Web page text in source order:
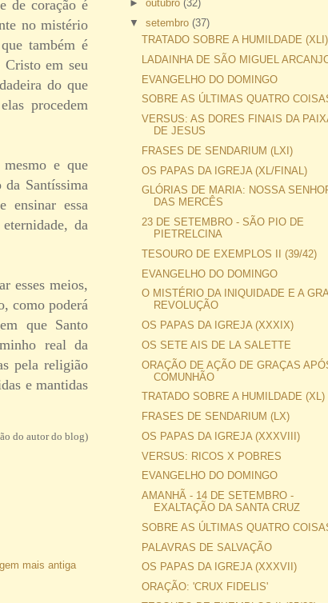
de coração é
no mistério
também é
Cristo em seu
do que
procedem
e que
Santíssima
ensinar essa
da
esses meios,
como poderá
que Santo
real da
pela religião
e mantidas
do autor do blog)
mais antiga
► outubro (32)
▼ setembro (37)
TRATADO SOBRE A HUMILDADE (XLI)
LADAINHA DE SÃO MIGUEL
EVANGELHO DO DOMINGO
SOBRE AS ÚLTIMAS QUATRO
VERSUS: AS DORES FINAIS DA
DE JESUS
FRASES DE SENDARIUM (LXI)
OS PAPAS DA IGREJA (XL/FINAL)
GLÓRIAS DE MARIA: NOSSA
DAS MERCÊS
23 DE SETEMBRO - SÃO PIO DE
PIETRELCINA
TESOURO DE EXEMPLOS II (39/42)
EVANGELHO DO DOMINGO
O MISTÉRIO DA INIQUIDADE E A
REVOLUÇÃO
OS PAPAS DA IGREJA (XXXIX)
OS SETE AIS DE LA SALETTE
ORAÇÃO DE AÇÃO DE GRAÇAS
COMUNHÃO
TRATADO SOBRE A HUMILDADE (XL)
FRASES DE SENDARIUM (LX)
OS PAPAS DA IGREJA (XXXVIII)
VERSUS: RICOS X POBRES
EVANGELHO DO DOMINGO
AMANHÃ - 14 DE SETEMBRO -
EXALTAÇÃO DA SANTA CRUZ
SOBRE AS ÚLTIMAS QUATRO
PALAVRAS DE SALVAÇÃO
OS PAPAS DA IGREJA (XXXVII)
ORAÇÃO: 'CRUX FIDELIS'